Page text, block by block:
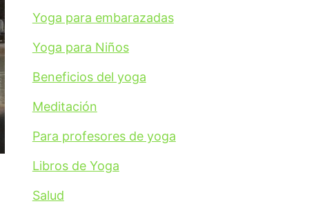
Yoga para embarazadas
Yoga para Niños
Beneficios del yoga
Meditación
Para profesores de yoga
Libros de Yoga
Salud